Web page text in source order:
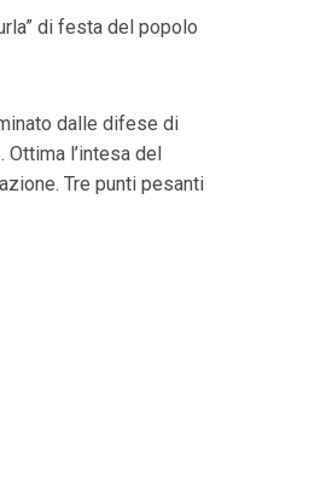
di festa del popolo
dalle difese di
Ottima l’intesa del
Tre punti pesanti